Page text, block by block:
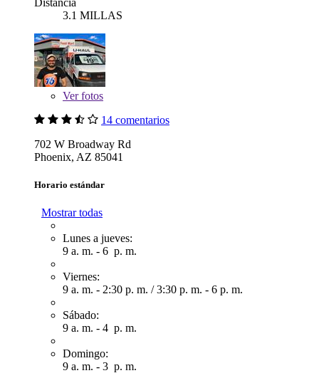
Distancia
3.1 MILLAS
Verfotos
14 comentarios
702 W Broadway Rd
Phoenix, AZ 85041
Horario estándar
Mostrar todas
Lunes a jueves:
9 a. m. - 6 p. m.
Viernes:
9 a. m. - 2:30 p. m. /3:30 p. m. - 6 p. m.
Sábado:
9 a. m. - 4 p. m.
Domingo:
9 a. m. - 3 p. m.